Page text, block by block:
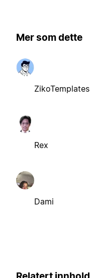
Mer som dette
ZikoTemplates
Rex
Dami